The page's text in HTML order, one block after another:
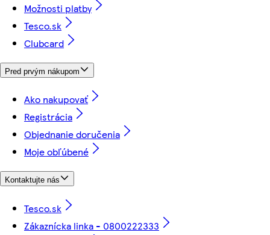
Možnosti platby
Tesco.sk
Clubcard
Pred prvým nákupom
Ako nakupovať
Registrácia
Objednanie doručenia
Moje obľúbené
Kontaktujte nás
Tesco.sk
Zákaznícka linka - 0800222333